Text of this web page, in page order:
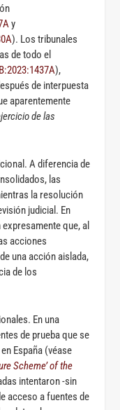
y
). Los tribunales
de todo el
),
de interpuesta
aparentemente
de las
A diferencia de
las
la resolución
judicial. En
que, al
acciones
una acción aislada,
de los
En una
de prueba que se
España (véase
Scheme’ of the
intentaron -sin
acceso a fuentes de